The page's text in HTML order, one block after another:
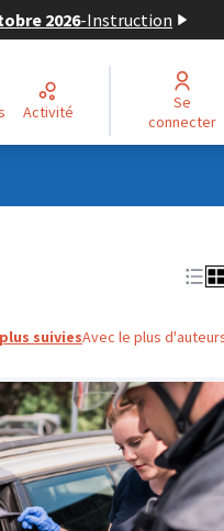
2026-Instruction
Activité
Se
connecter
suiviesAvec le plus